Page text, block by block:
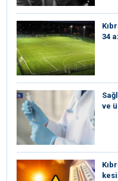
34
ve